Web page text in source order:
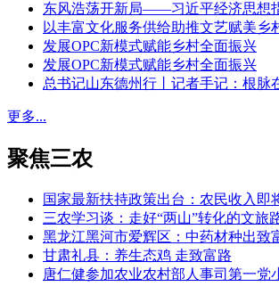
东风浩荡开新局——习近平经济思想
以丰富文化服务供给助推文艺赋美乡
发展OPC新模式赋能乡村全面振兴
发展OPC新模式赋能乡村全面振兴
总书记山东德州行丨记者手记：根脉
更多...
聚焦三农
国家最新扶持政策出台：农民收入即
三农学习谈：走好“两山”转化的文旅
黑龙江黑河市爱辉区：中药材种出致
甘肃礼县：养生态鸡 走致富路
唐仁健参加农业农村部人事司第一党